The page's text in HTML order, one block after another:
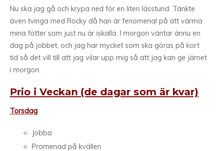
Nu ska jag gå och krypa ned för en liten lässtund. Tänkte
även tvinga med Rocky då han är fenomenal på att värma
mina fötter som just nu är iskalla. I morgon väntar ännu en
dag på jobbet, och jag har mycket som ska göras på kort
tid så det vill till att jag vilar upp mig så att jag kan ge järnet
i morgon.
Prio i Veckan (de dagar som är kvar)
Torsdag
Jobba
Promenad på kvällen